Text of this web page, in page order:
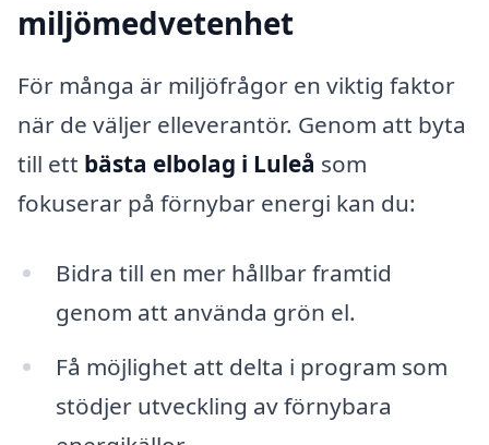
miljömedvetenhet
För många är miljöfrågor en viktig faktor
när de väljer elleverantör. Genom att byta
till ett bästa elbolag i Luleå som
fokuserar på förnybar energi kan du:
Bidra till en mer hållbar framtid
genom att använda grön el.
Få möjlighet att delta i program som
stödjer utveckling av förnybara